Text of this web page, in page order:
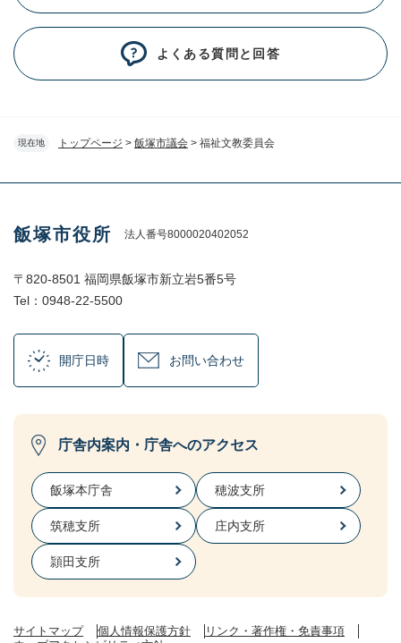
現在地 トップページ > 飯塚市議会 > 福祉文教委員会
よくある質問と回答
飯塚市役所 法人番号8000020402052
〒820-8501 福岡県飯塚市新立岩5番5号
Tel：0948-22-5500
開庁日時 お問い合わせ
庁舎内案内・庁舎へのアクセス
飯塚本庁舎 穂波支所
筑穂支所 庄内支所
頴田支所
サイトマップ 個人情報保護方針
リンク・著作権・免責事項